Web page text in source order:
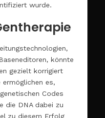
wurde.
könnte
gezielt korrigiert
ermöglichen es,
Codes
die DNA dabei zu
zu diesem Erfolg